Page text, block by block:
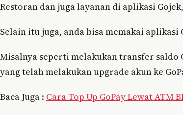
Restoran dan juga layanan di aplikasi
Selain itu juga, anda bisa memakai
Misalnya seperti melakukan transfer saldo
yang telah melakukan upgrade akun ke
Baca Juga : Cara Top Up GoPay Lewat ATM